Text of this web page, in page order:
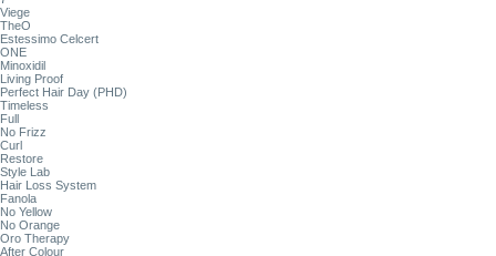
Viege
TheO
Estessimo Celcert
ONE
Minoxidil
Living Proof
Perfect Hair Day (PHD)
Timeless
Full
No Frizz
Curl
Restore
Style Lab
Hair Loss System
Fanola
No Yellow
No Orange
Oro Therapy
After Colour